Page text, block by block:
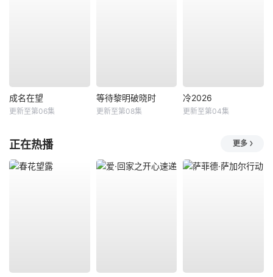
成名在望
更新至第06集
等待黎明破晓时
更新至第08集
冷2026
更新至第04集
正在热播 更多